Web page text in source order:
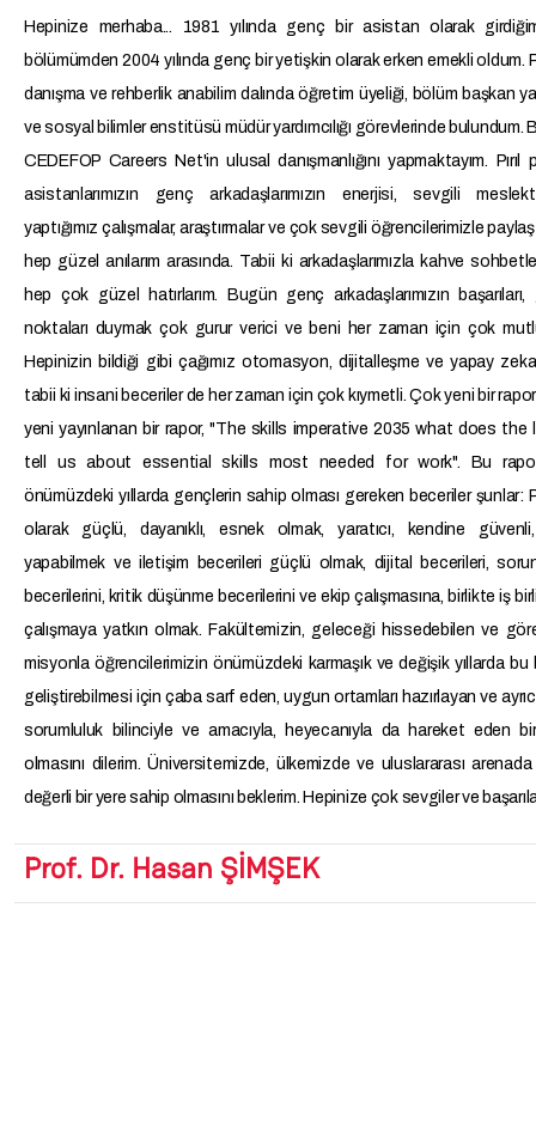
Hepinize merhaba... 1981 yılında genç bir asistan olarak
bölümümden 2004 yılında genç bir yetişkin olarak erken emekli oldum.
danışma ve rehberlik anabilim dalında öğretim üyeliği, bölüm başkan
ve sosyal bilimler enstitüsü müdür yardımcılığı görevlerinde bulundum.
CEDEFOP Careers Net'in ulusal danışmanlığını yapmaktayım. Pırıl
asistanlarımızın genç arkadaşlarımızın enerjisi, sevgili
yaptığımız çalışmalar, araştırmalar ve çok sevgili öğrencilerimizle
hep güzel anılarım arasında. Tabii ki arkadaşlarımızla kahve
hep çok güzel hatırlarım. Bugün genç arkadaşlarımızın başarıları,
noktaları duymak çok gurur verici ve beni her zaman için çok
Hepinizin bildiği gibi çağımız otomasyon, dijitalleşme ve yapay
tabii ki insani beceriler de her zaman için çok kıymetli. Çok yeni bir
yeni yayınlanan bir rapor, "The skills imperative 2035 what does the
tell us about essential skills most needed for work". Bu
önümüzdeki yıllarda gençlerin sahip olması gereken beceriler şunlar:
olarak güçlü, dayanıklı, esnek olmak, yaratıcı, kendine
yapabilmek ve iletişim becerileri güçlü olmak, dijital becerileri,
becerilerini, kritik düşünme becerilerini ve ekip çalışmasına, birlikte iş
çalışmaya yatkın olmak. Fakültemizin, geleceği hissedebilen ve
misyonla öğrencilerimizin önümüzdeki karmaşık ve değişik yıllarda bu
geliştirebilmesi için çaba sarf eden, uygun ortamları hazırlayan ve
sorumluluk bilinciyle ve amacıyla, heyecanıyla da hareket eden
olmasını dilerim. Üniversitemizde, ülkemizde ve uluslararası
değerli bir yere sahip olmasını beklerim. Hepinize çok sevgiler ve
Prof. Dr. Hasan ŞİMŞEK